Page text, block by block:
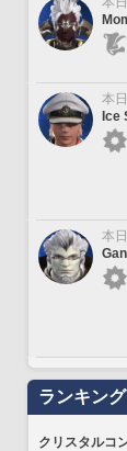
本
Ice
本
ランキン
クリスタルコ